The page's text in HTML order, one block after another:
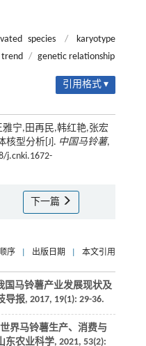
species /
karyotype
trend / genetic relationship
引用格式 ▾
宁,田再民,韩红艳,张宏
核型分析[J]. 中国马铃薯,
j.cnki.1672-
下一篇
序 出版日期 本文引用
国马铃薯产业发展现状及
导报, 2017, 19(1): 29-36.
界马铃薯生产、消费与
东农业科学, 2021, 53(2):